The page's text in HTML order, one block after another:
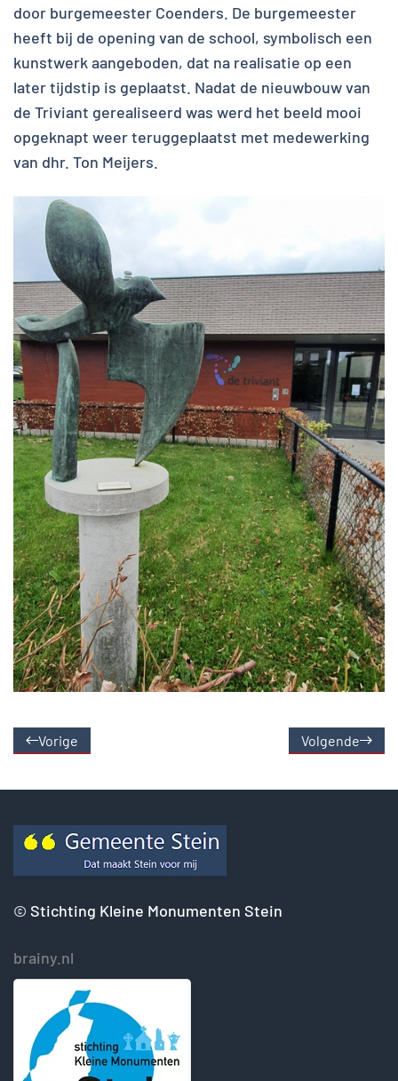
door burgemeester Coenders. De burgemeester
heeft bij de opening van de school, symbolisch een
kunstwerk aangeboden, dat na realisatie op een
later tijdstip is geplaatst. Nadat de nieuwbouw van
de Triviant gerealiseerd was werd het beeld mooi
opgeknapt weer teruggeplaatst met medewerking
van dhr. Ton Meijers.
Vorige Volgende
© Stichting Kleine Monumenten Stein
brainy.nl